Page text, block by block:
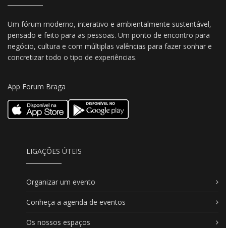
Um fórum moderno, interativo e ambientalmente sustentável,
pensado e feito para as pessoas. Um ponto de encontro para
negócio, cultura e com múltiplas valências para fazer sonhar e
concretizar todo o tipo de experiências.
App Forum Braga
LIGAÇÕES ÚTEIS
Organizar um evento
Conheça a agenda de eventos
Os nossos espaços